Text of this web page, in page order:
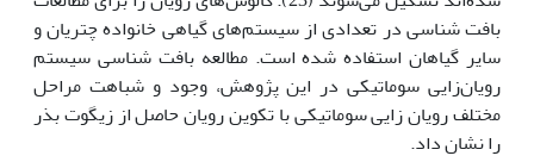
بافت شناسی در تعدادی از سیستم‌های گیاهی خانواده چتریان و
سایر گیاهان استفاده شده است. مطالعه بافت شناسی سیستم
رویان‌زایی سوماتیکی در این پژوهش، وجود و شباهت مراحل
مختلف رویان زایی سوماتیکی با تکوین رویان حاصل از زیگوت بذر
را نشان داد.